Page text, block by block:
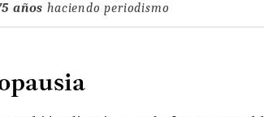
años haciendo periodismo